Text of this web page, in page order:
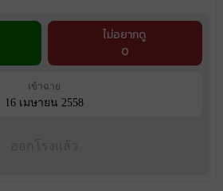
ไม่อยากดู
0
เข้าฉาย
16 เมษายน 2558